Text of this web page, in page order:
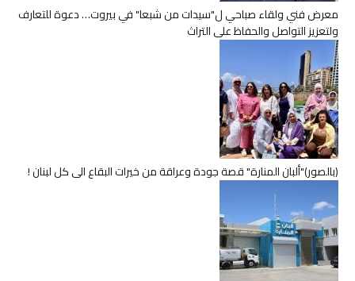
معرض فني ولقاء صباحي ل"سيدات من شبعا" في بيروت… دعوة للتعارف
ولتعزيز التواصل والحفاظ على التراث
(بالصور)"ألبان المنارة" قصة جودة وعراقة من خيرات البقاع الى كل لبنان !